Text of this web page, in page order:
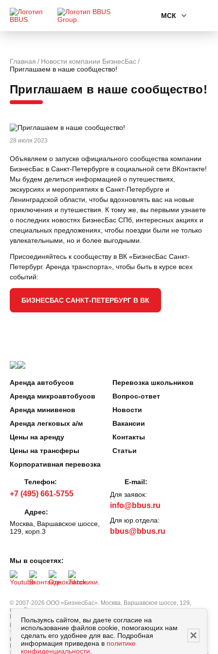
МСК
Главная
Новости компании БизнесБас
Приглашаем в наше сообщество!
Приглашаем в наше сообщество!
28 июля 2023
Объявляем о запуске официального сообщества компании
БизнесБас в Санкт-Петербурге в социальной сети ВКонтакте!
Мы будем делиться информацией о путешествиях,
экскурсиях и мероприятиях в Санкт-Петербурге и
Ленинградской области, чтобы вдохновлять вас на новые
приключения и путешествия. К тому же, вы первыми узнаете
о последних новостях БизнесБас СПб, интересных акциях и
специальных предложениях, чтобы поездки были не только
увлекательными, но и более выгодными.
Присоединяйтесь к сообществу в ВК «БизнесБас Санкт-
Петербург. Аренда транспорта», чтобы быть в курсе всех
событий:
БИЗНЕСБАС САНКТ-ПЕТЕРБУРГ В ВК
Аренда автобусов
Аренда микроавтобусов
Аренда минивенов
Аренда легковых а/м
Цены на аренду
Цены на трансферы
Корпоративная перевозка
Перевозка школьников
Вопрос-ответ
Новости
Вакансии
Контакты
Статьи
Телефон:
+7 (495) 661-5755
Адрес:
Москва, Варшавское шоссе,
129, корп.3
E-mail:
Для заявок:
info@bbus.ru
Для юр.отдела:
bbus@bbus.ru
© 2007-2026 ООО «БизнесБас». Москва, Варшавское шоссе, 129,
корп.3.
Все права защищены.
Вся информация, опубликованная на сайте bbus.ru, в т.ч. цены
товаров, описания, характеристики и комплектации не являются
публичной офертой, определяемой положениями Статьи 437
Гражданского кодекса РФ, и носят исключительно справочный
характер. Договор оферты заключается только после подтверждения
Мы в соцсетях:
Пользуясь сайтом, вы даете согласие на
использование файлов cookie, помогающих нам
сделать его удобнее для вас. Подробная
информация приведена в политике
конфиденциальности
×